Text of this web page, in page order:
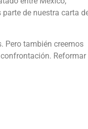
de nuestra carta
Pero también creemos
Reformar